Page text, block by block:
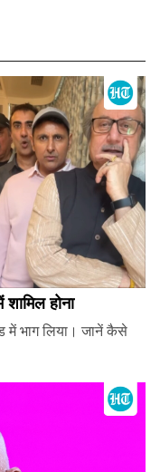
होना
में भाग लिया। जानें कैसे